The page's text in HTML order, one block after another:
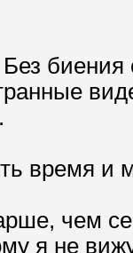
время и
чем
я не